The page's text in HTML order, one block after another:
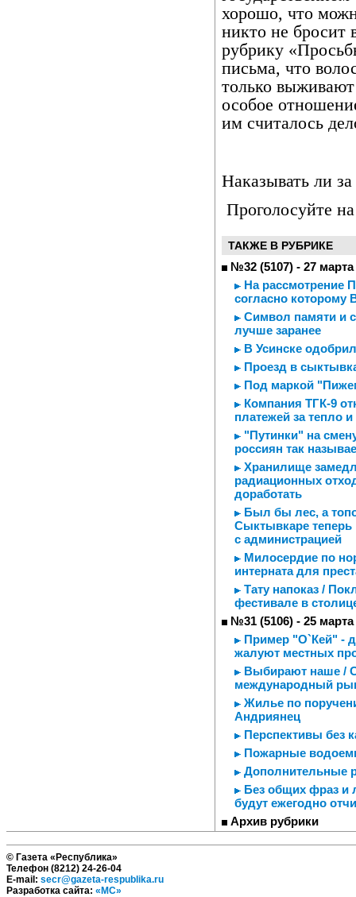
хорошо, что
никто не бросит
рубрику
письма, что
только
особое
им считалось
Наказывать ли
Проголосуйте
ТАКЖЕ В РУБРИКЕ
№32 (5107) - 27 марта
На рассмотрение
согласно которому
Символ памяти и
лучше заранее
В Усинске
Проезд в
Под маркой
Компания ТГК-9
платежей за тепло
"Путинки" на
россиян так
Хранилище
радиационных
доработать
Был бы лес, а
Сыктывкаре теперь
с администрацией
Милосердие по
интерната для
Тату напоказ /
фестивале в
№31 (5106) - 25 марта
Пример "О`Кей" -
жалуют местных
Выбирают наше /
международный
Жилье по
Андриянец
Перспективы без
Пожарные
Дополнительные
Без общих фраз и
будут ежегодно
Архив рубрики
© Газета «Республика»
Телефон (8212) 24-26-04
E-mail: secr@gazeta-respublika.ru
Разработка сайта: «МС»